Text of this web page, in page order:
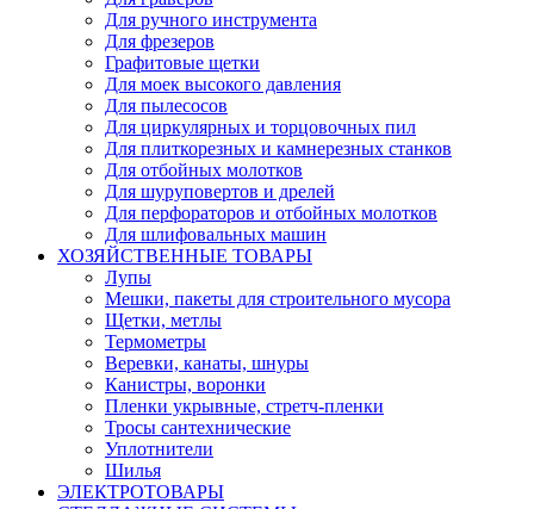
Для ручного инструмента
Для фрезеров
Графитовые щетки
Для моек высокого давления
Для пылесосов
Для циркулярных и торцовочных пил
Для плиткорезных и камнерезных станков
Для отбойных молотков
Для шуруповертов и дрелей
Для перфораторов и отбойных молотков
Для шлифовальных машин
ХОЗЯЙСТВЕННЫЕ ТОВАРЫ
Лупы
Мешки, пакеты для строительного мусора
Щетки, метлы
Термометры
Веревки, канаты, шнуры
Канистры, воронки
Пленки укрывные, стретч-пленки
Тросы сантехнические
Уплотнители
Шилья
ЭЛЕКТРОТОВАРЫ